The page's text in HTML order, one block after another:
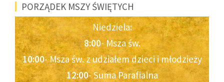
PORZĄDEK MSZY ŚWIĘTYCH
Niedziela:
8:00- Msza św.
10:00- Msza św. z udziałem dzieci i młodzieży
12:00- Suma Parafialna